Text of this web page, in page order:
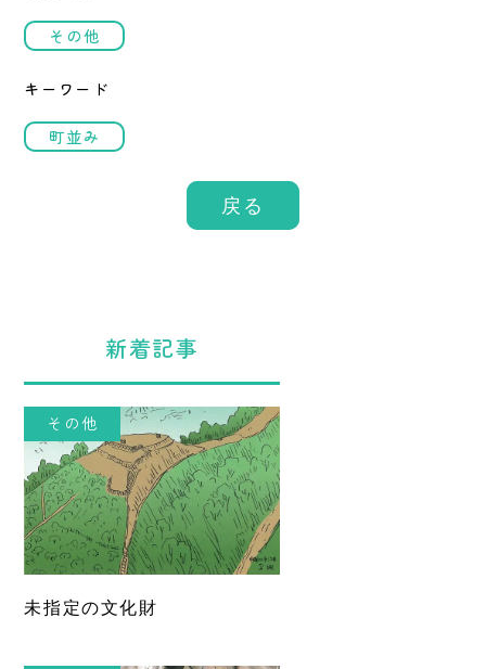
その他
キーワード
町並み
戻る
新着記事
その他
未指定の文化財